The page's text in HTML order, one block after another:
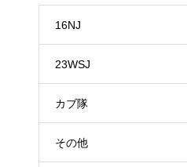
16NJ
23WSJ
カブ隊
その他